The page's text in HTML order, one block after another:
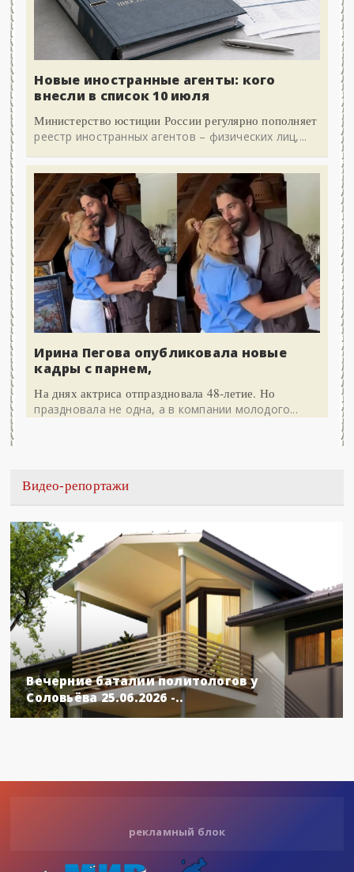
Новые иностранные агенты: кого
внесли в список 10 июля
Министерство юстиции России регулярно пополняет
реестр иностранных агентов – физических лиц,...
Ирина Пегова опубликовала новые
кадры с парнем,
На днях актриса отпраздновала 48-летие. Но
праздновала не одна, а в компании молодого...
Видео-репортажи
Вечерние баталии политологов у
Соловьёва 25.06.2026 -..
рекламный блок